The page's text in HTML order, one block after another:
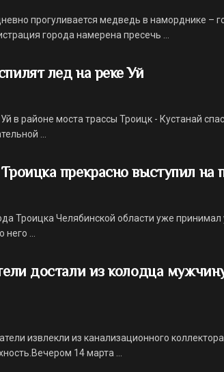
прогуливается медведь в наморднике –
города намерена пресечь ...
лед на реке Уй
в районе моста трассы Троицк - Кустанай
...
прекрасно выступил на
Троицка Челябинской области уже принимал
...
достали из колодца
извлекли из канализационного
14 марта ...